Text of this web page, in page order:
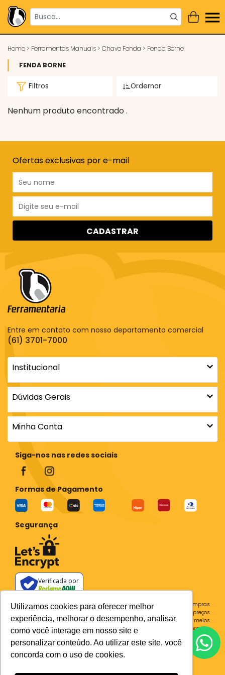
Utilizamos cookies para oferecer melhor
experiência, melhorar o desempenho, analisar
como você interage em nosso site e
personalizar conteúdo. Ao utilizar este site, você
concorda com o uso de cookies.
Home > Ferramentas Manuais > Chave Fenda > Fenda Borne
FENDA BORNE
Filtros Ordernar
Nenhum produto encontrado .
Ofertas exclusivas por e-mail
CADASTRAR
Entre em contato com nosso departamento comercial
(61) 3701-7000
Institucional
Dúvidas Gerais
Minha Conta
Siga-nos nas redes sociais
Formas de Pagamento
Segurança
Verificada por
Todos os preços e condições deste site são válidos apenas para compras
no site e não se aplicam a Loja Física. Destacamos que os preços
previstos no site prevalecem aos demais anunciados em outros meios
de comunicação e sites de buscas. Em caso de divergência do preço e
condições no site, o valor válido é sempre o do carrinho de compras.
Plataforma